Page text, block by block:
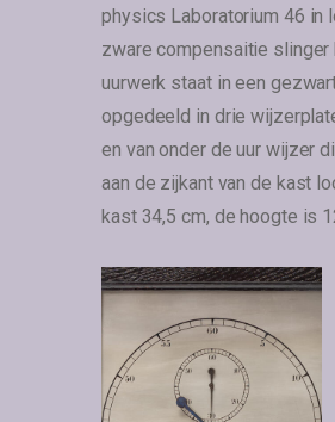
physics Laboratorium 46 in
zware compensaitie
uurwerk staat in een
opgedeeld in drie
en van onder de uur wijzer
aan de zijkant van de kast
kast 34,5 cm, de hoogte is